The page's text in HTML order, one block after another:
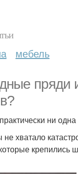
мебель
пряди
ни
хватало
крепились